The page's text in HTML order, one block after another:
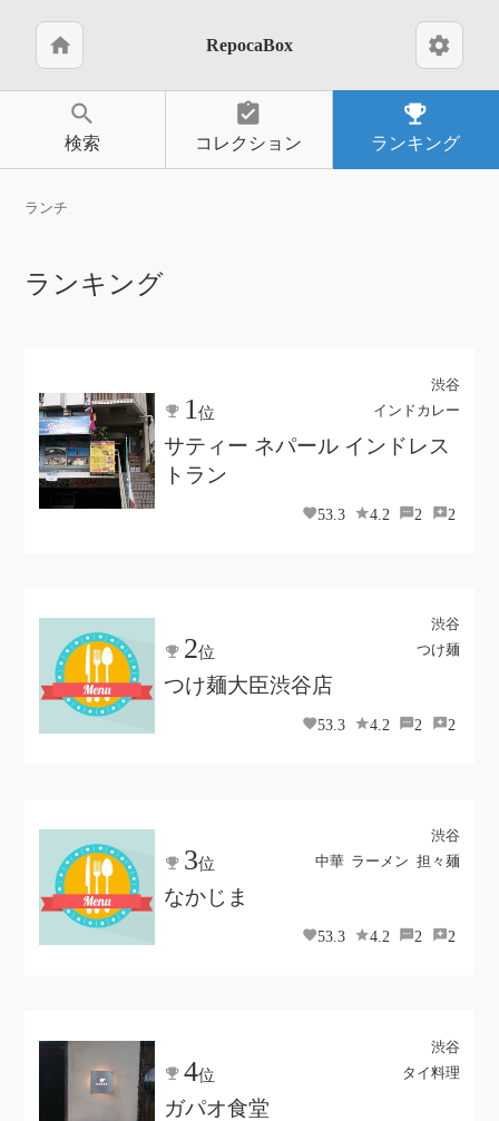
home RepocaBox settings
search
検索
assignment_turned_in
コレクション
emoji_events
ランキング
ランチ
ランキング
渋谷
インドカレー
1 位
サティー ネパール インドレス
トラン
53.3 4.2 2 2
渋谷
つけ麺
2位
つけ麺大臣渋谷店
53.3 4.2 2 2
渋谷
中華 ラーメン 担々麺
3位
なかじま
53.3 4.2 2 2
渋谷
タイ料理
4位
ガパオ食堂